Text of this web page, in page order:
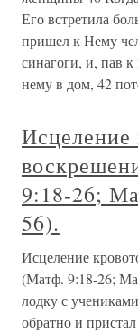
Его встретила
пришел к Нему
синагоги, и, пав
нему в дом, 42
Исцеление
9:18-26;
56).
Исцеление
(Матф. 9:18-26;
лодку с
обратно и